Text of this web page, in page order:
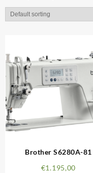
Brother S6280A-81
€1.195,00